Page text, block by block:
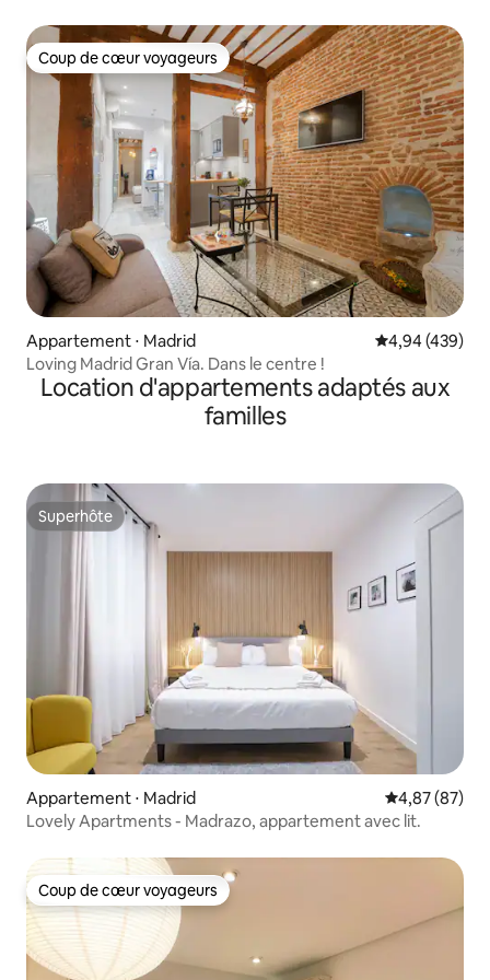
Coup de cœur voyageurs
Coup de cœur voyageurs
Appartement ⋅ Madrid Évaluation
4,94 (439)
Loving Madrid Gran Vía. Dans le centre !
Location d'appartements adaptés aux
familles
Superhôte
Superhôte
Appartement ⋅ Madrid Évaluation
4,87 (87)
Lovely Apartments - Madrazo, appartement avec lit.
Coup de cœur voyageurs
Coup de cœur voyageurs